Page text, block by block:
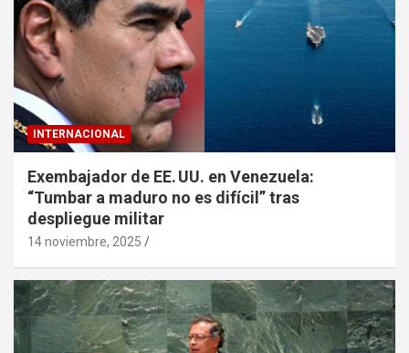
INTERNACIONAL
Exembajador de EE. UU. en Venezuela:
“Tumbar a maduro no es difícil” tras
despliegue militar
14 noviembre, 2025